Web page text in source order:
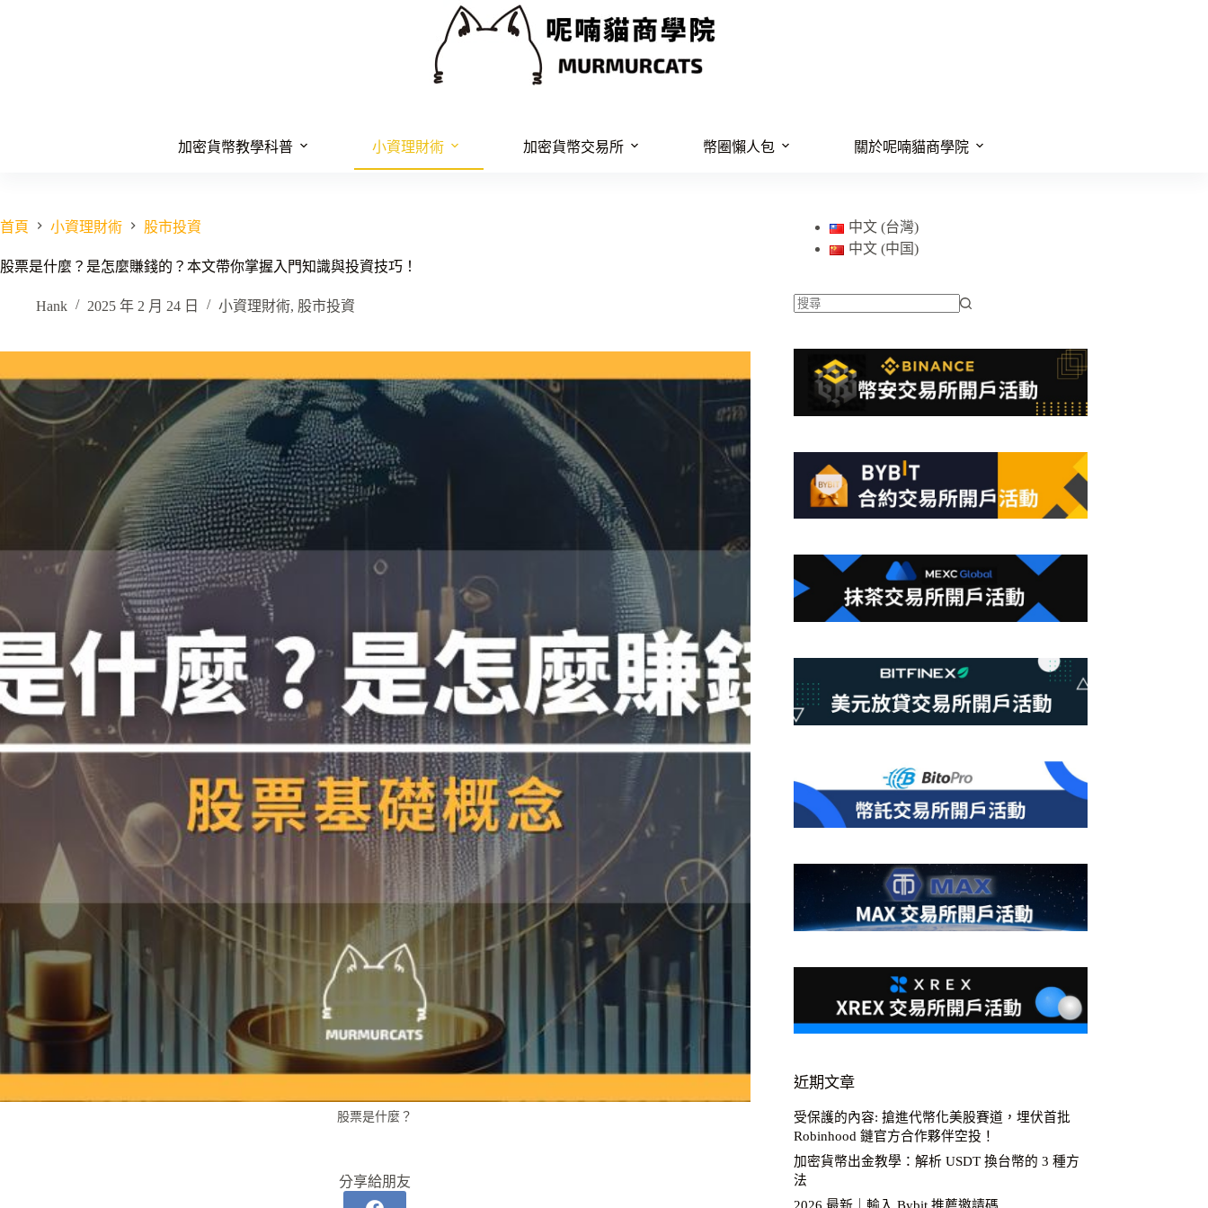
加密貨幣教學科普
小資理財術 加密貨幣交易所 幣圈懶人包 關於呢喃貓商學院
首頁 小資理財術 股市投資
股票是什麼？是怎麼賺錢的？本文帶你掌握入門知識與投資技巧！
Hank 2025 年 2 月 24 日 小資理財術, 股市投資
股票是什麼？
分享給朋友
中文 (台灣)
中文 (中国)
不
件
果
近期文章
受保護的內容: 搶進代幣化美股賽道，埋伏首批
Robinhood 鏈官方合作夥伴空投！
加密貨幣出金教學：解析 USDT 換台幣的 3 種方
法
2026 最新｜輸入 Bybit 推薦邀請碼